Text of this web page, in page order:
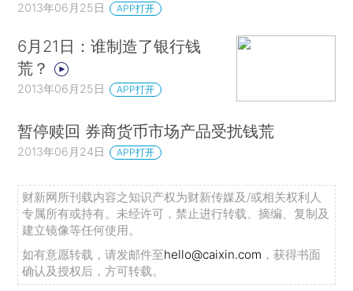
2013年06月25日 APP打开
6月21日：谁制造了银行钱
荒？
2013年06月25日 APP打开
暂停赎回 券商货币市场产品受扰钱荒
2013年06月24日 APP打开
财新网所刊载内容之知识产权为财新传媒及/或相关权利人
专属所有或持有。未经许可，禁止进行转载、摘编、复制及
建立镜像等任何使用。
如有意愿转载，请发邮件至hello@caixin.com ，获得书面
确认及授权后，方可转载。